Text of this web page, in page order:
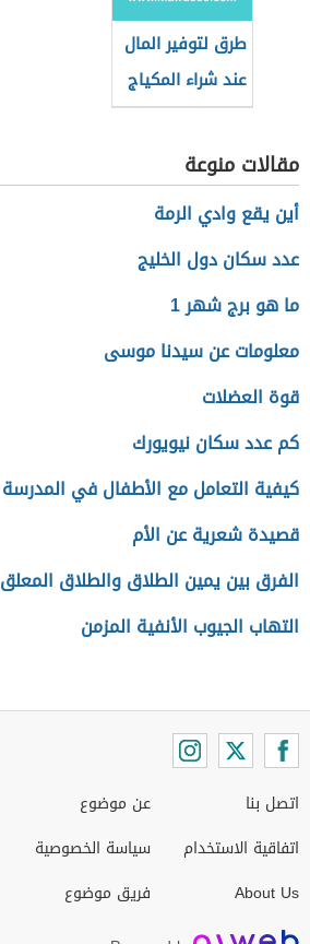
طرق لتوفير المال
عند شراء المكياج
مقالات منوعة
أين يقع وادي الرمة
عدد سكان دول الخليج
ما هو برج شهر 1
معلومات عن سيدنا موسى
قوة العضلات
كم عدد سكان نيويورك
كيفية التعامل مع الأطفال في المدرسة
قصيدة شعرية عن الأم
الفرق بين يمين الطلاق والطلاق المعلق
التهاب الجيوب الأنفية المزمن
اتصل بنا
اتفاقية الاستخدام
About Us
عن موضوع
سياسة الخصوصية
فريق موضوع